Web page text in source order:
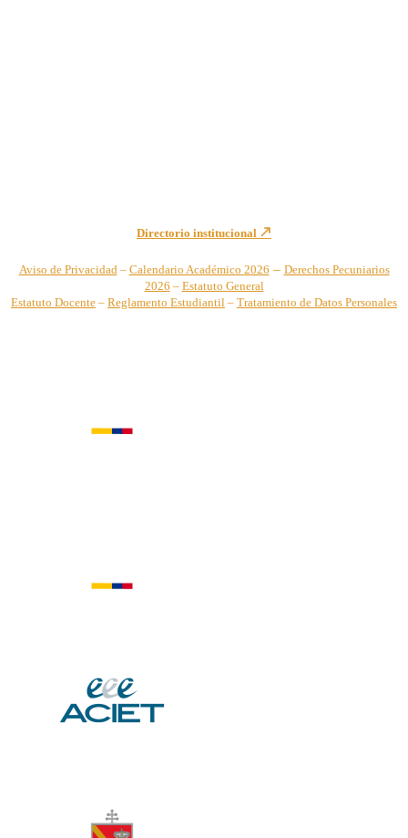
Directorio institucional
Aviso de Privacidad – Calendario Académico 2026 – Derechos Pecuniarios
2026 – Estatuto General
Estatuto Docente – Reglamento Estudiantil – Tratamiento de Datos Personales